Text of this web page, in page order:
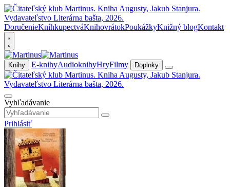
DoručenieKníhkupectváKnihovrátokPoukážkyKnižný blogKontakt
Knihy E-knihyAudioknihyHryFilmy Doplnky
Vyhľadávanie
Prihlásiť